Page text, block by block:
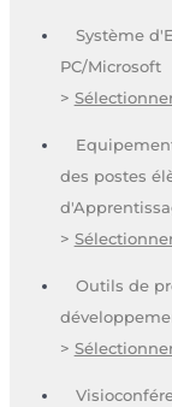
Système
PC/Microsoft
>
des postes
>
Outils de
>